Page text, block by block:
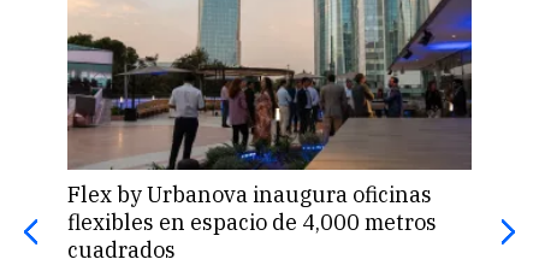
Flex by Urbanova inaugura oficinas
flexibles en espacio de 4,000 metros
cuadrados
de